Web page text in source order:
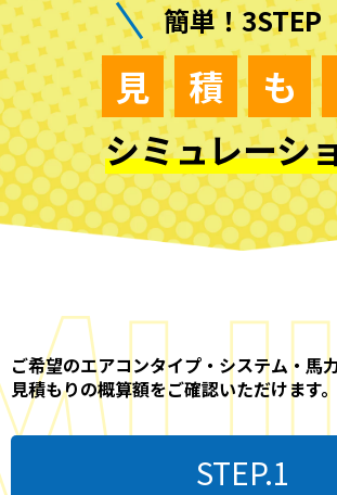
簡単！3STEP
見 積 も
シミュレーシ
ご希望のエアコンタイプ・システム・馬
見積もりの概算額をご確認いただけます。
STEP.1